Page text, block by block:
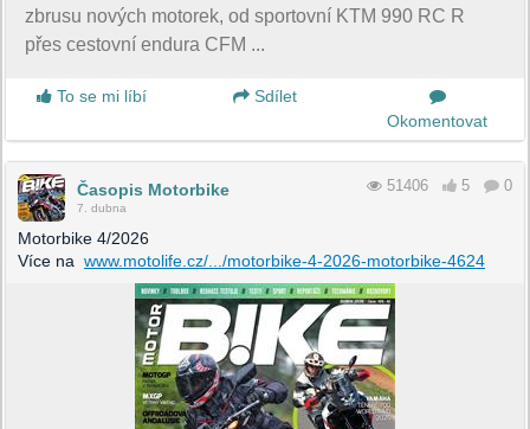
zbrusu nových motorek, od sportovní KTM 990 RC R
přes cestovní endura CFM ...
To se mi líbí
Sdílet
Okomentovat
Časopis Motorbike
7. dubna
51406 5 0
Motorbike 4/2026
Více na www.motolife.cz/.../motorbike-4-2026-motorbike-4624